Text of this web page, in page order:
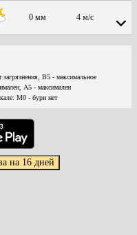
0 мм 4 м/с
В5 - максимальное
А5 - максимален
М0 - бури нет